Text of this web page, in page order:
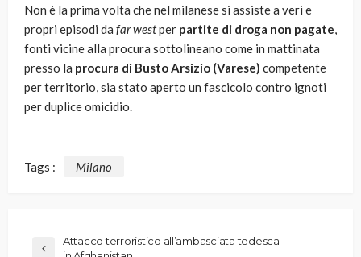
Non è la prima volta che nel milanese si assiste a veri e
propri episodi da far westper partite di droga non pagate,
fonti vicine alla procura sottolineano come in mattinata
presso la procura di Busto Arsizio (Varese) competente
per territorio, sia stato aperto un fascicolo contro ignoti
per duplice omicidio.
Tags : Milano
Attacco terroristico all’ambasciata tedesca